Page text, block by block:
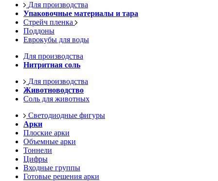
Для производства
Упаковочные материалы и тара
Стрейч пленка
Поддоны
Еврокубы для воды
Для производства
Нитритная соль
Для производства
Животноводство
Соль для животных
Светодиодные фигуры
Арки
Плоские арки
Объемные арки
Тоннели
Цифры
Входные группы
Готовые решения арки